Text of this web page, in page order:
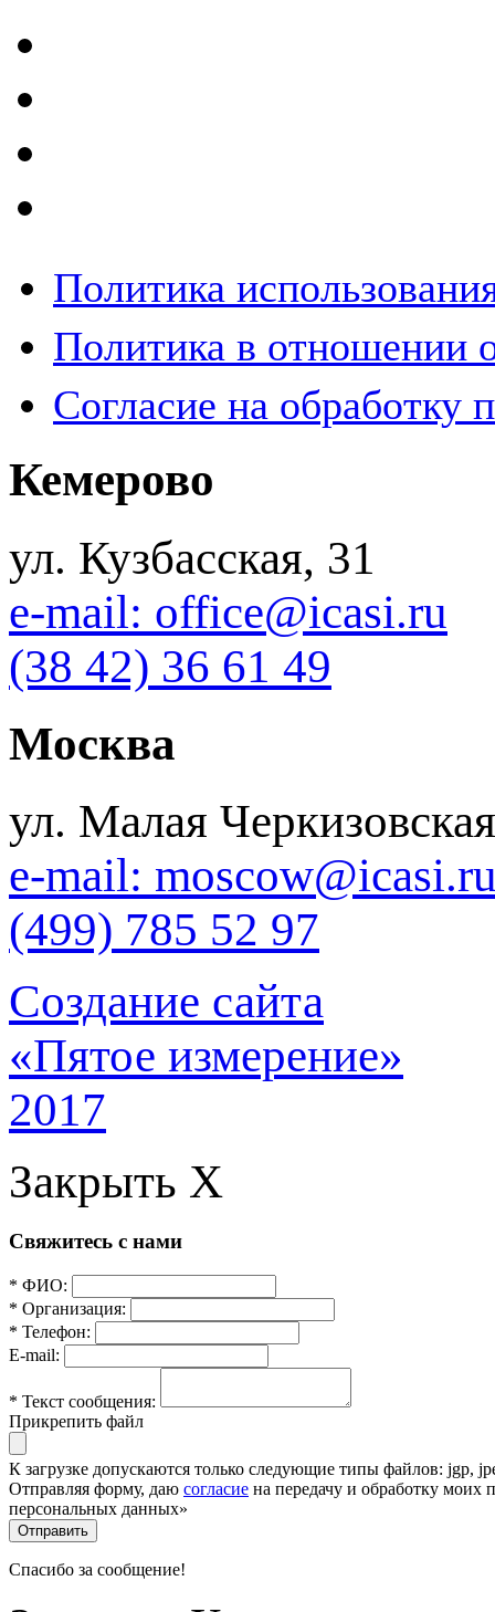
Политика
Политика в отношении
Согласие на обработку
Кемерово
ул. Кузбасская, 31
e-mail: office@icasi.ru
(38 42) 36 61 49
Москва
ул. Малая
e-mail:
(499) 785 52 97
Создание сайта
«Пятое измерение»
2017
Закрыть X
Свяжитесь с нами
* ФИО:
* Организация:
* Телефон:
E-mail:
* Текст сообщения:
Прикрепить файл
К загрузке допускаются только следующие типы файлов: jgp,
Отправляя форму, даю согласие на передачу и обработку
персональных данных»
Отправить
Спасибо за сообщение!